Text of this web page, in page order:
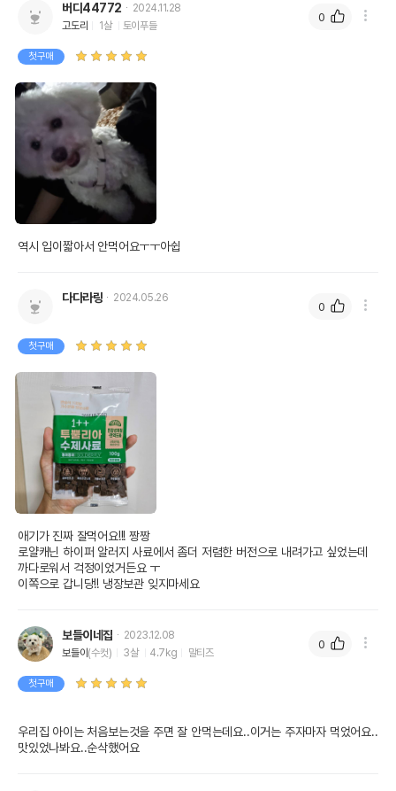
버디44772
2024.11.28
고도리
1살 토이푸들
첫구매
역시 입이짧아서 안먹어요ㅜㅜ아쉽
0
다다라링 2024.05.26
첫구매
애기가 진짜 잘먹어요!!! 짱짱
로얄캐닌 하이퍼 알러지 사료에서 좀더 저렴한 버전으로 내려가고 싶었는데
까다로워서 걱정이었거든요 ㅜ
이쪽으로 갑니당!! 냉장보관 잊지마세요
0
보들이네집
2023.12.08
보들이 (수컷) 3살 4.7kg 말티즈
첫구매
우리집 아이는 처음보는것을 주면 잘 안먹는데요..이거는 주자마자 먹었어요..
맛있었나봐요..순삭했어요
0